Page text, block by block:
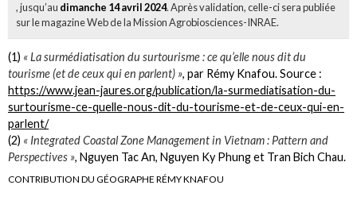
, jusqu’au dimanche 14 avril 2024. Après validation, celle-ci sera publiée
sur le magazine Web de la Mission Agrobiosciences-INRAE.
(1) « La surmédiatisation du surtourisme : ce qu’elle nous dit du
tourisme (et de ceux qui en parlent) », par Rémy Knafou. Source :
https://www.jean-jaures.org/publication/la-surmediatisation-du-
surtourisme-ce-quelle-nous-dit-du-tourisme-et-de-ceux-qui-en-
parlent/
(2) « Integrated Coastal Zone Management in Vietnam : Pattern and
Perspectives », Nguyen Tac An, Nguyen Ky Phung et Tran Bich Chau.
CONTRIBUTION DU GÉOGRAPHE RÉMY KNAFOU